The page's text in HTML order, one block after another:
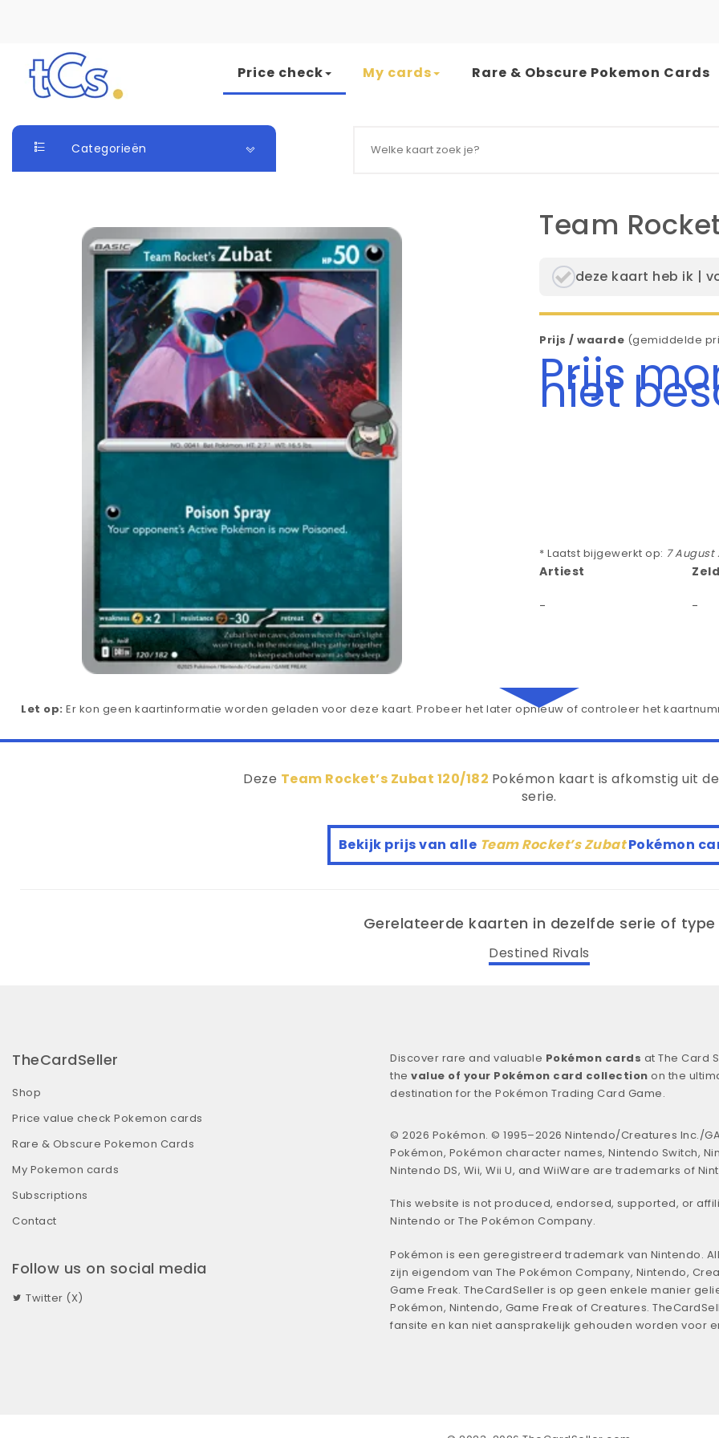
Skip to content
Price check My cards Rare & Obscure Pokemon Cards
Categorieën
Team
deze kaart heb ik |
Prijs / waarde (gemiddelde
Prijs
niet
* Laatst bijgewerkt op: 7 August
Artiest
- -
Let op: Er kon geen kaartinformatie worden geladen voor deze kaart. Probeer het later opnieuw of controleer het
Deze Team Rocket’s Zubat 120/182 Pokémon kaart is afkomstig uit de
serie.
Bekijk prijs van alle Team Rocket’s ZubatPokémon
Gerelateerde kaarten in dezelfde serie of type
Destined Rivals
TheCardSeller
Shop
Price value check Pokemon cards
Rare & Obscure Pokemon Cards
My Pokemon cards
Subscriptions
Contact
Follow us on social media
Twitter (X)
Discover rare and valuable Pokémon cards at The Card
the value of your Pokémon card collection on the
destination for the Pokémon Trading Card Game.
© 2026 Pokémon. © 1995–2026 Nintendo/Creatures Inc./
Pokémon, Pokémon character names, Nintendo Switch,
Nintendo DS, Wii, Wii U, and WiiWare are trademarks of
This website is not produced, endorsed, supported, or
Nintendo or The Pokémon Company.
Pokémon is een geregistreerd trademark van Nintendo.
zijn eigendom van The Pokémon Company, Nintendo,
Game Freak. TheCardSeller is op geen enkele manier
Pokémon, Nintendo, Game Freak of Creatures.
fansite en kan niet aansprakelijk gehouden worden voor